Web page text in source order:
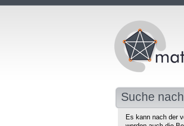
Suche
Es kann nach der